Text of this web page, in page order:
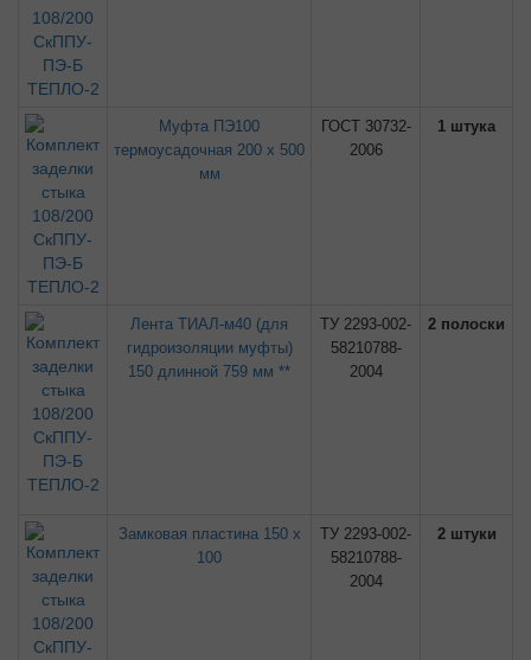
Муфта ПЭ100
термоусадочная 200 х 500
мм
ГОСТ 30732-
2006
1 штука
Лента ТИАЛ-м40 (для
гидроизоляции муфты)
150 длинной 759 мм **
ТУ 2293-002-
58210788-
2004
2 полоски
Замковая пластина 150 х
100
ТУ 2293-002-
58210788-
2004
2 штуки